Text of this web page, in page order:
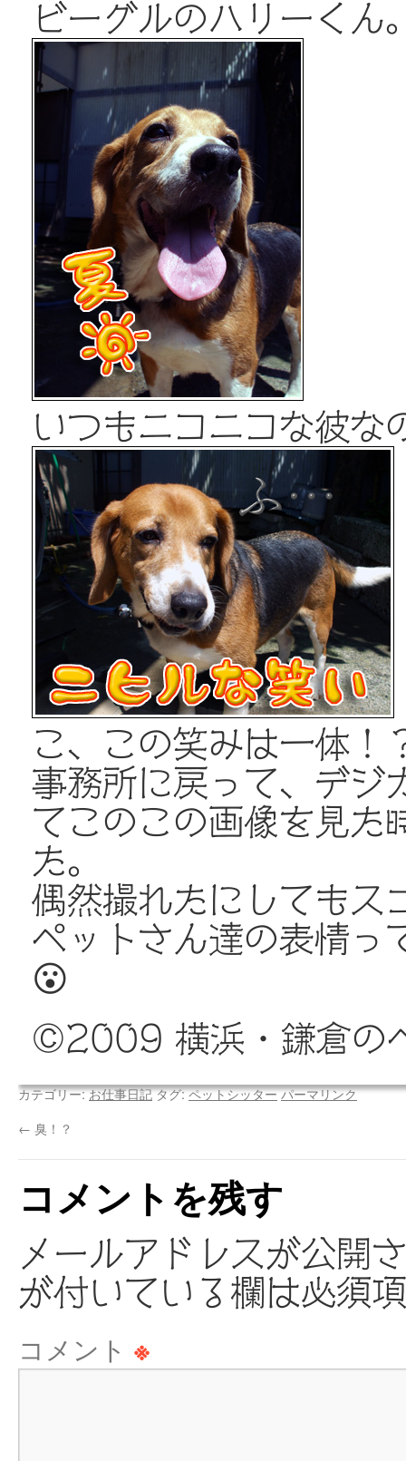
ビーグルのハリーくん
いつもニコニコな彼な
こ、この笑みは一体！
事務所に戻って、デジ
てこのこの画像を見た
た。
偶然撮れたにしてもス
ペットさん達の表情っ
😮
©️2009 横浜・鎌倉の
カテゴリー:お仕事日記タグ:ペットシッターパーマリンク
← 臭！？
コメントを残す
メールアドレスが公開
が付いている欄は必須
コメント ※